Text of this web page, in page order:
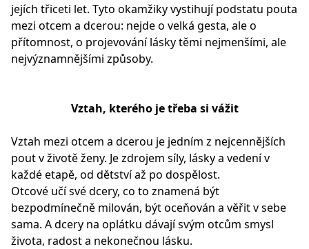
jejích třiceti let. Tyto okamžiky vystihují podstatu pouta
mezi otcem a dcerou: nejde o velká gesta, ale o
přítomnost, o projevování lásky těmi nejmenšími, ale
nejvýznamnějšími způsoby.
Vztah, kterého je třeba si vážit
Vztah mezi otcem a dcerou je jedním z nejcennějších
pout v životě ženy. Je zdrojem síly, lásky a vedení v
každé etapě, od dětství až po dospělost.
Otcové učí své dcery, co to znamená být
bezpodmínečně milován, být oceňován a věřit v sebe
sama. A dcery na oplátku dávají svým otcům smysl
života, radost a nekonečnou lásku.